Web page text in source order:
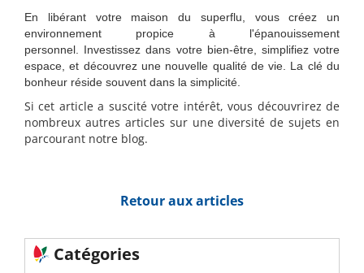
En libérant votre maison du superflu, vous créez un
environnement propice à l'épanouissement
personnel. Investissez dans votre bien-être, simplifiez votre
espace, et découvrez une nouvelle qualité de vie. La clé du
bonheur réside souvent dans la simplicité.
Si cet article a suscité votre intérêt, vous découvrirez de
nombreux autres articles sur une diversité de sujets en
parcourant notre blog.
Retour aux articles
Catégories